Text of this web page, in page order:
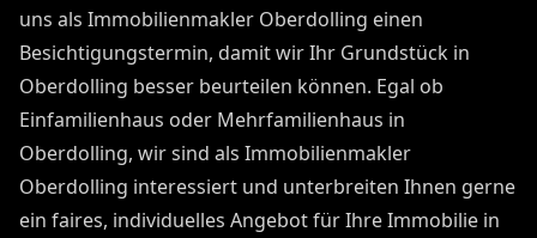
uns als Immobilienmakler Oberdolling einen
Besichtigungstermin, damit wir Ihr Grundstück in
Oberdolling besser beurteilen können. Egal ob
Einfamilienhaus oder Mehrfamilienhaus in
Oberdolling, wir sind als Immobilienmakler
Oberdolling interessiert und unterbreiten Ihnen gerne
ein faires, individuelles Angebot für Ihre Immobilie in